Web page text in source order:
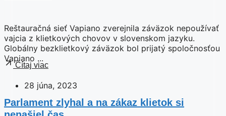
Reštauračná sieť Vapiano zverejnila záväzok nepoužívať
vajcia z klietkových chovov v slovenskom jazyku.
Globálny bezklietkový záväzok bol prijatý spoločnosťou
Vapiano ...
Čítaj viac
28 júna, 2023
Parlament zlyhal a na zákaz klietok si